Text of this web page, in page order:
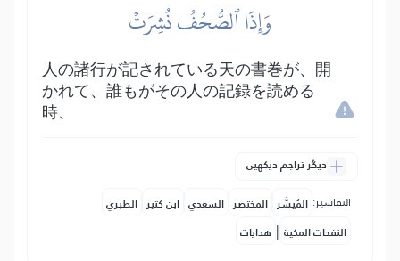
وَإِذَا ٱلصُّحُفُ نُشِرَتۡ
人の諸行が記されている天の書巻が、開
かれて、誰もがその人の記録を読める
時、
دیگر تراجم دیکھیں
التفاسير: المُيسَّر المختصر السعدي ابن كثير الطبري
النفحات المكية | هدايات